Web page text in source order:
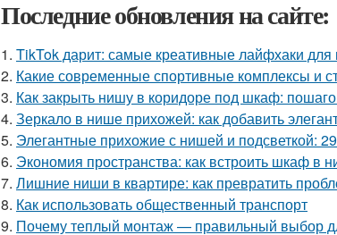
Последние обновления на сайте:
1. TikTok дарит: самые креативные лайфхаки
2. Какие современные спортивные комплексы и
3. Как закрыть нишу в коридоре под шкаф:
4. Зеркало в нише прихожей: как добавить
5. Элегантные прихожие с нишей и подсветкой:
6. Экономия пространства: как встроить шкаф в
7. Лишние ниши в квартире: как превратить
8. Как использовать общественный транспорт
9. Почему теплый монтаж — правильный выбор